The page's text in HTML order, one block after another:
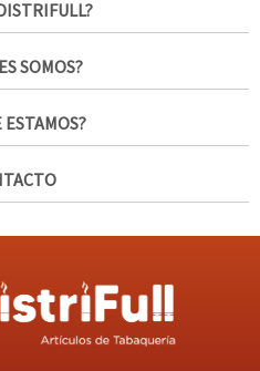
SOMOS?
ESTAMOS?